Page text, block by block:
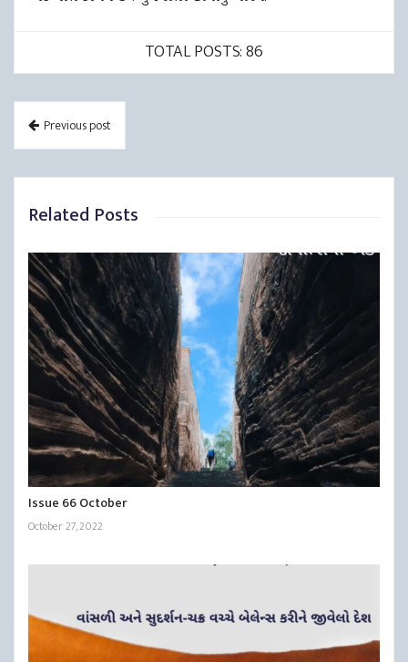
TOTAL POSTS: 86
Previous post
Related Posts
Issue 66 October
October 27, 2022